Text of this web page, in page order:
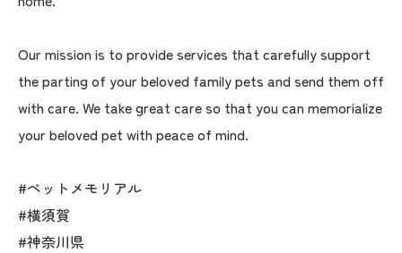
Our mission is to provide services that carefully support
the parting of your beloved family pets and send them off
with care. We take great care so that you can memorialize
your beloved pet with peace of mind.
#ペットメモリアル
#横須賀
#神奈川県